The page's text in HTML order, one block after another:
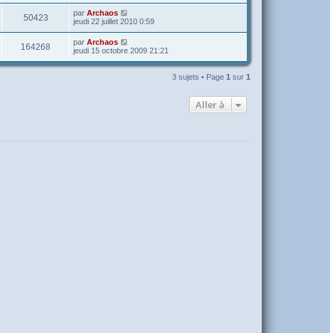
50423 par Archaos
jeudi 22 juillet 2010 0:59
164268 par Archaos
jeudi 15 octobre 2009 21:21
3 sujets • Page 1 sur 1
Aller à